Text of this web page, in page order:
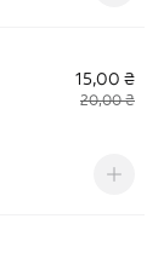
15,00 ₴
20,00 ₴